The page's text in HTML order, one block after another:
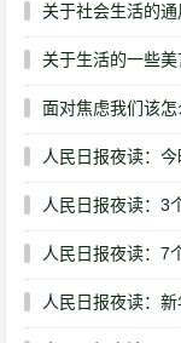
关于社会生活的
关于生活的一些美
面对焦虑我们该怎
人民日报夜读：
人民日报夜读：3
人民日报夜读：7
人民日报夜读：